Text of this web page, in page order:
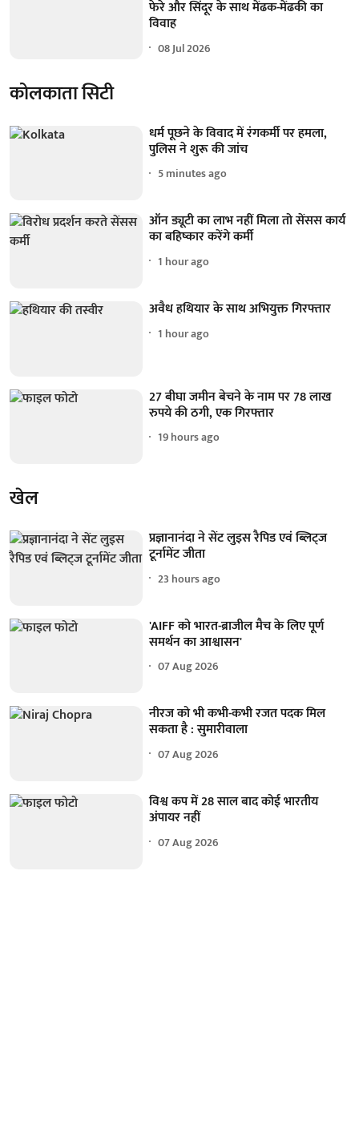
फेरे और सिंदूर के साथ मेंढक-मेंढकी का
विवाह
08 Jul 2026
कोलकाता सिटी
धर्म पूछने के विवाद में रंगकर्मी पर हमला,
पुलिस ने शुरू की जांच
5 minutes ago
ऑन ड्यूटी का लाभ नहीं मिला तो सेंसस कार्य
का बहिष्कार करेंगे कर्मी
1 hour ago
अवैध हथियार के साथ अभियुक्त गिरफ्तार
1 hour ago
27 बीघा जमीन बेचने के नाम पर 78 लाख
रुपये की ठगी, एक गिरफ्तार
19 hours ago
खेल
प्रज्ञानानंदा ने सेंट लुइस रैपिड एवं ब्लिट्ज
टूर्नामेंट जीता
23 hours ago
'AIFF को भारत-ब्राजील मैच के लिए पूर्ण
समर्थन का आश्वासन'
07 Aug 2026
नीरज को भी कभी-कभी रजत पदक मिल
सकता है : सुमारीवाला
07 Aug 2026
विश्व कप में 28 साल बाद कोई भारतीय
अंपायर नहीं
07 Aug 2026